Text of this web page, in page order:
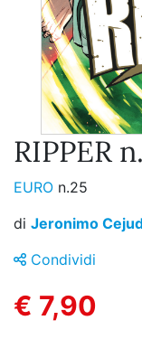
RIPPER
EURO n.25
di Jeronimo
Condividi
€ 7,90